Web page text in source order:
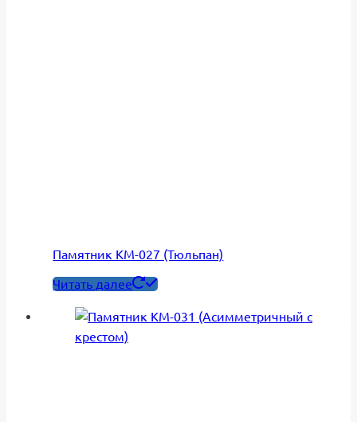
Памятник КМ-027 (Тюльпан)
Читать далее